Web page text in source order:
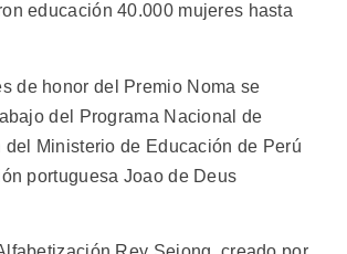
educación 40.000 mujeres hasta
de honor del Premio Noma se
del Programa Nacional de
Ministerio de Educación de Perú
portuguesa Joao de Deus